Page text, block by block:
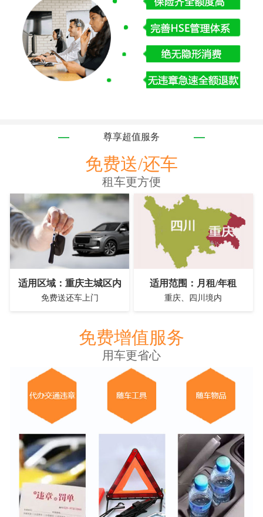
尊享超值服务
免费送/还车
租车更方便
适用区域：重庆主城区内
免费送还车上门
适用范围：月租/年租
重庆、四川境内
免费增值服务
用车更省心